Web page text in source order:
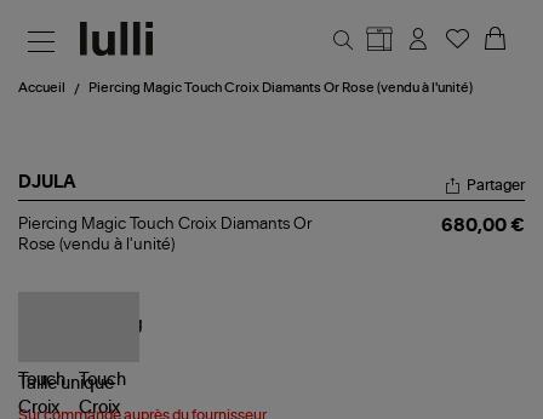
Accueil Piercing Magic Touch Croix Diamants Or Rose (vendu à l'unité)
DJULA
Piercing
Magic
à
l'unité)
Partager
Piercing Magic Touch Croix Diamants Or
Rose (vendu à l'unité)
680,00 €
Tailleunique
Sur commande auprès du fournisseur